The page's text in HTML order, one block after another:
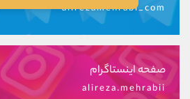
alirezamehrabi_com
صفحه اینستاگرام
alireza.mehrabii